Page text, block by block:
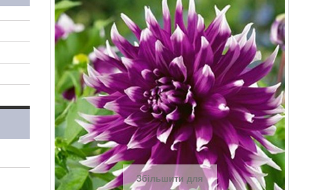
Збільшити для